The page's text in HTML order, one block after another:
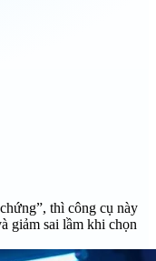
thì công cụ này
giảm sai lầm khi chọn